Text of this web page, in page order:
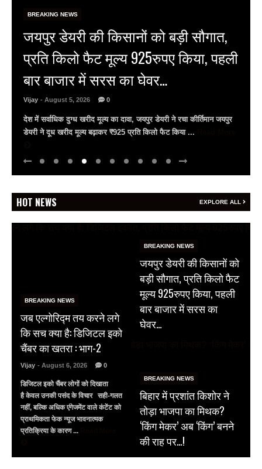
BREAKING NEWS
फेफड़ों के कैंसर की समय पर पहचान ही
बचा सकती है जान, उदयपुर में विशेष सत्र
आयोजित
Vijay - August 5, 2026 0
गीतांजलि मेडिकल कॉलेज में विशेषज्ञों ने दी आधुनिक सर्जरी की जानकारी
गीतांजलि मेडिकल कॉलेज एंड हॉस्पिटल में फेफड़ों के कैंसर पर जागरूकता सत्र
HOT NEWS EXPLORE ALL
BREAKING NEWS
जब एल्गोरिद्म तय करने लगे
कि सच क्या है: डिजिटल इको
चैंबर का खतरा : भाग-2
Vijay - August 6, 2026 0
डिजिटल इको चैंबर लोगों को दिखाता
है केवल उनकी पसंद के विचार सही-गलत
नहीं, बल्कि अधिक एंगेजमेंट वाले कंटेंट को
प्राथमिकता फेक न्यूज भावनात्मक
प्रतिक्रिया के कारण ...
BREAKING NEWS
जयपुर डेयरी की किसानों को
बड़ी सौगात, प्रति किलो फैट
मूल्य 925रुपए किया, पहली
बार बाजार में सरस का
घेवर…
BREAKING NEWS
बिहार में प्रशांत किशोर ने
तोड़ा भाजपा का मिथक?
‘किंग मेकर’ अब ‘किंग’ बनने
की राह पर…!